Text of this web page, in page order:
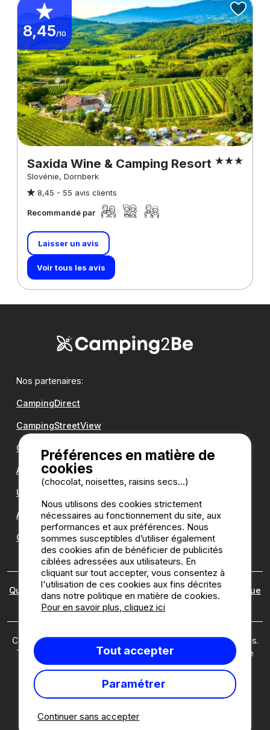
8,45/10
Saxida Wine & Camping Resort
Slovénie, Dornberk
8,45 - 55 avis clients
Recommandé par
Laisser un avis
Voir tous les avis
Nos partenaires:
CampingDirect
CampingStreetView
Groupe Romanée
Antilope VAN
Une question ?
Annuaire des campings
Guide camping
Qui sommes nous ?|Mentions légales|Cookies|
Politique
des avis
Camping2be.com ©2026 Camping2Be, tous droits réservés.
Tous les médias et toutes les images sont la propriété de
leurs détenteurs respectifs.
Ce site est protégé par reCAPTCHA; les
règles de
confidentialité
conditions d'utilisation
de Google
Continuer sans accepter
Préférences en matière de
cookies
(chocolat, noisettes, raisins secs...)
Nous utilisons des cookies strictement
nécessaires au fonctionnement du site, aux
performances et aux préférences. Nous
sommes susceptibles d’utiliser également
des cookies afin de bénéficier de publicités
ciblées adressées aux utilisateurs. En
cliquant sur tout accepter, vous consentez à
l'utilisation de ces cookies aux fins décrites
dans notre politique en matière de cookies.
Pour en savoir plus, cliquez ici
Tout accepter
Paramétrer